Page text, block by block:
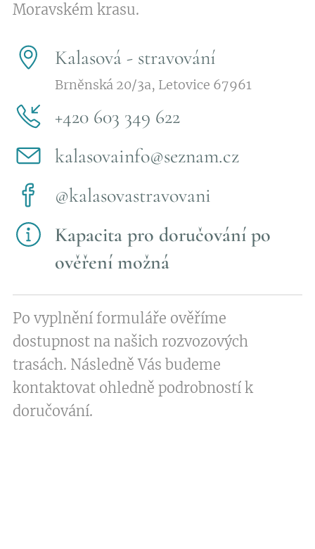
Moravském krasu.
Kalasová - stravování
Brněnská 20/3a, Letovice 67961
+420 603 349 622
kalasovainfo@seznam.cz
@kalasovastravovani
Kapacita pro doručování po
ověření možná
Po vyplnění formuláře ověříme
dostupnost na našich rozvozových
trasách. Následně Vás budeme
kontaktovat ohledně podrobností k
doručování.